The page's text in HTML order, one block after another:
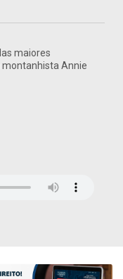
maiores
montanhista Annie